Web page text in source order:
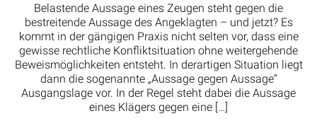
Belastende Aussage eines Zeugen steht gegen die
bestreitende Aussage des Angeklagten – und jetzt? Es
kommt in der gängigen Praxis nicht selten vor, dass eine
gewisse rechtliche Konfliktsituation ohne weitergehende
Beweismöglichkeiten entsteht. In derartigen Situation liegt
dann die sogenannte „Aussage gegen Aussage“
Ausgangslage vor. In der Regel steht dabei die Aussage
eines Klägers gegen eine […]